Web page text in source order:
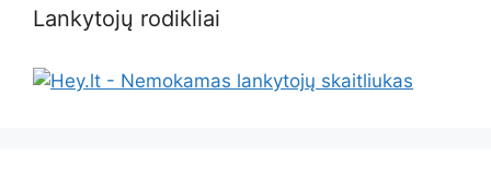
Lankytojų rodikliai